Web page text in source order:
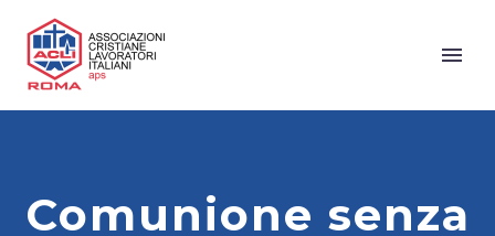
Comunione senza